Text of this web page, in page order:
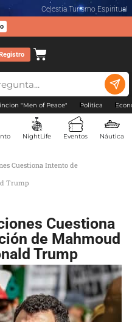
Celestia Turismo Espiritual
"Men of Peace" Politica
NightLife Eventos Náutica
Cuestiona Intento de
Trump
Cuestiona
de Mahmoud
Trump